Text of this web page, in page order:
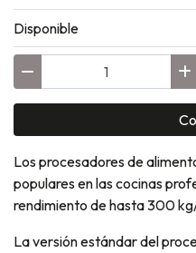
Disponible
Los procesadores de
populares en las cocinas
rendimiento de hasta 300
La versión estándar del